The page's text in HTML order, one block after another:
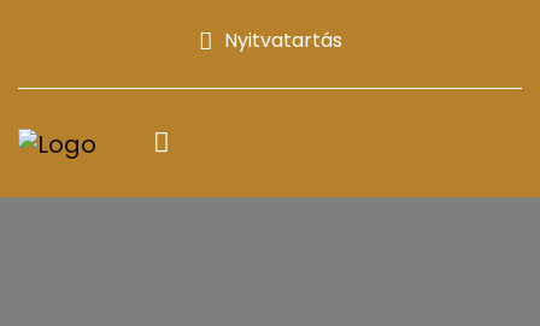
Nyitvatartás